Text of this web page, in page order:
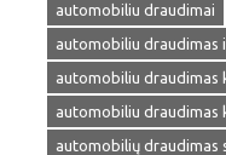
automobiliu draudimai
automobiliu draudimas
automobiliu draudimas
automobiliu draudimas
automobilių draudimas